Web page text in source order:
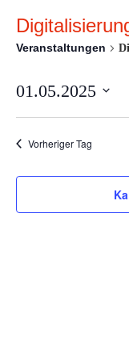
Veranstaltungen
01.05.2025
wählen.
Vorheriger Tag